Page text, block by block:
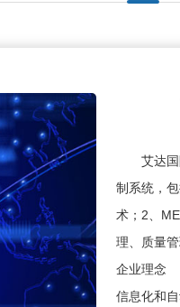
艾达
制系统，
术；2、
理、质量
企业理念
信息化和